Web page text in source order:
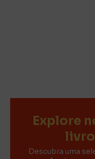
Explore
Descubra uma